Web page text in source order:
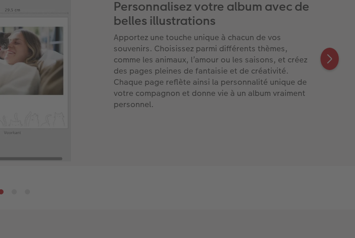
Personnalisez votre album avec de
belles illustrations
Apportez une touche unique à chacun de vos
souvenirs. Choisissez parmi différents thèmes,
comme les animaux, l’amour ou les saisons, et créez
des pages pleines de fantaisie et de créativité.
Chaque page reflète ainsi la personnalité unique de
votre compagnon et donne vie à un album vraiment
personnel.